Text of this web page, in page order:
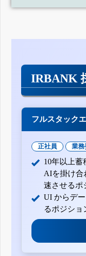
IRBANK
フルスタック
正社員 業務
10年以上蓄
AIを掛け合
速させるポ
UI からデ
るポジショ